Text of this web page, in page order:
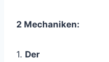
2 Mechaniken:
1. Der